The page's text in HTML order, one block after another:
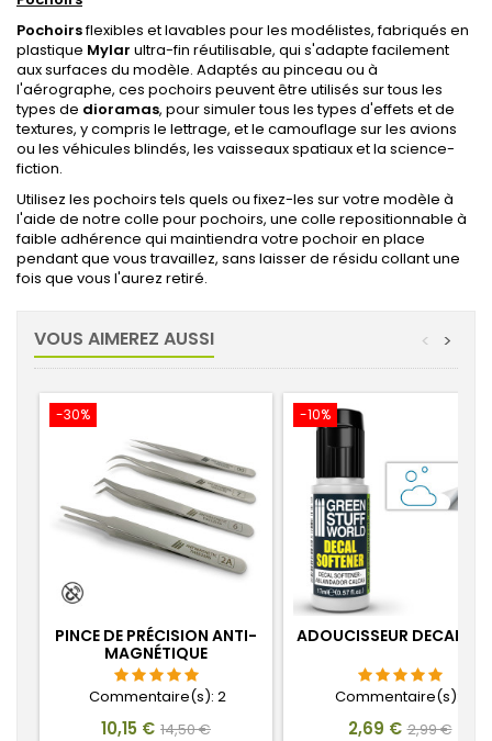
Pochoirsflexibles et lavables pour les modélistes, fabriqués en
plastique Mylar ultra-fin réutilisable, qui s'adapte facilement
aux surfaces du modèle. Adaptés au pinceau ou à
l'aérographe, ces pochoirs peuvent être utilisés sur tous les
types de dioramas, pour simuler tous les types d'effets et de
textures, y compris le lettrage, et le camouflage sur les avions
ou les véhicules blindés, les vaisseaux spatiaux et la science-
fiction.
Utilisez les pochoirs tels quels ou fixez-les sur votre modèle à
l'aide de notre colle pour pochoirs, une colle repositionnable à
faible adhérence qui maintiendra votre pochoir en place
pendant que vous travaillez, sans laisser de résidu collant une
fois que vous l'aurez retiré.
VOUS AIMEREZ AUSSI >
<
-30%
PINCE DE PRÉCISION ANTI-
MAGNÉTIQUE
Commentaire(s): 2
Prix
10,15 € Prix
14,50 €
-10%
ADOUCISSEUR
Commentaire(s):
Prix
2,69 € Prix
2,99 €